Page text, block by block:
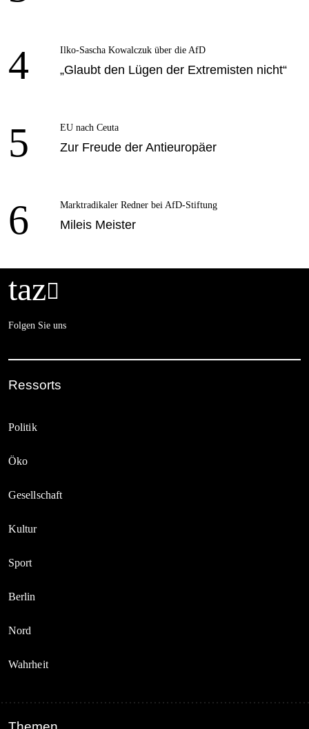
4 Ilko-Sascha Kowalczuk über die AfD
„Glaubt den Lügen der Extremisten nicht“
5 EU nach Ceuta
Zur Freude der Antieuropäer
6 Marktradikaler Redner bei AfD-Stiftung
Mileis Meister
taz
Folgen Sie uns
Ressorts
Politik
Öko
Gesellschaft
Kultur
Sport
Berlin
Nord
Wahrheit